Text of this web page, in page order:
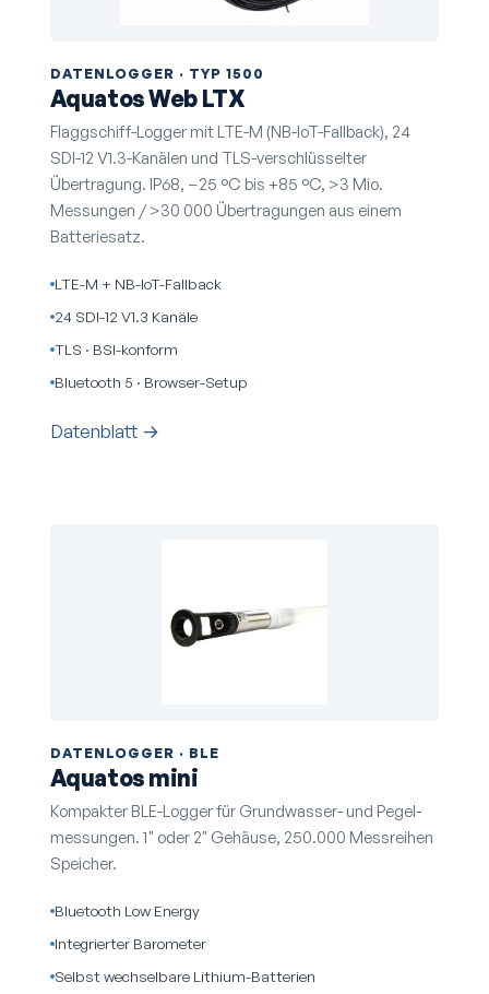
DATENLOGGER · TYP 1500
Aquatos Web LTX
Flaggschiff-Logger mit LTE-M (NB-IoT-Fallback), 24
SDI-12 V1.3-Kanälen und TLS-verschlüsselter
Übertragung. IP68, −25 °C bis +85 °C, >3 Mio.
Messungen / >30 000 Übertragungen aus einem
Batteriesatz.
LTE-M + NB-IoT-Fallback
24 SDI-12 V1.3 Kanäle
TLS · BSI-konform
Bluetooth 5 · Browser-Setup
Datenblatt →
DATENLOGGER · BLE
Aquatos mini
Kompakter BLE-Logger für Grundwasser- und Pegel­
messungen. 1" oder 2" Gehäuse, 250.000 Mess­reihen
Speicher.
Bluetooth Low Energy
Integrierter Barometer
Selbst wechselbare Lithium-Batterien